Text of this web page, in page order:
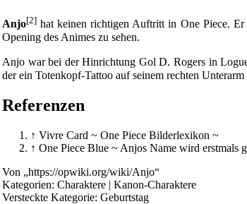
Anjo[2] hat keinen richtigen Auftritt in One Piece. Er
Opening des Animes zu sehen.
Anjo war bei der Hinrichtung Gol D. Rogers in
der ein Totenkopf-Tattoo auf seinem rechten Unterarm
Referenzen
↑ Vivre Card ~ One Piece Bilderlexikon ~
↑ One Piece Blue ~ Anjos Name wird erstmals
Von „https://opwiki.org/wiki/Anjo“
Kategorien: Charaktere | Kanon-Charaktere
Versteckte Kategorie: Geburtstag